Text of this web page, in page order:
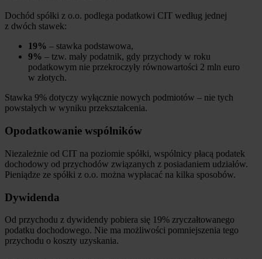
Dochód spółki z o.o. podlega podatkowi CIT według jednej
z dwóch stawek:
19% – stawka podstawowa,
9% – tzw. mały podatnik, gdy przychody w roku
podatkowym nie przekroczyły równowartości 2 mln euro
w złotych.
Stawka 9% dotyczy wyłącznie nowych podmiotów – nie tych
powstałych w wyniku przekształcenia.
Opodatkowanie wspólników
Niezależnie od CIT na poziomie spółki, wspólnicy płacą podatek
dochodowy od przychodów związanych z posiadaniem udziałów.
Pieniądze ze spółki z o.o. można wypłacać na kilka sposobów.
Dywidenda
Od przychodu z dywidendy pobiera się 19% zryczałtowanego
podatku dochodowego. Nie ma możliwości pomniejszenia tego
przychodu o koszty uzyskania.